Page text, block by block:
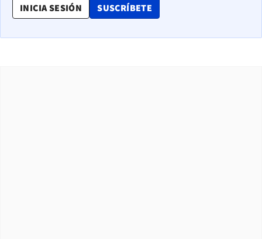
INICIA SESIÓN SUSCRÍBETE
OPENS IN NEW WINDOW